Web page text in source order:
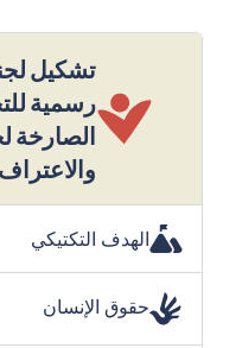
تشكيل
رسمية
الصارخة
الهدف التكتيكي
حقوق الإنسان